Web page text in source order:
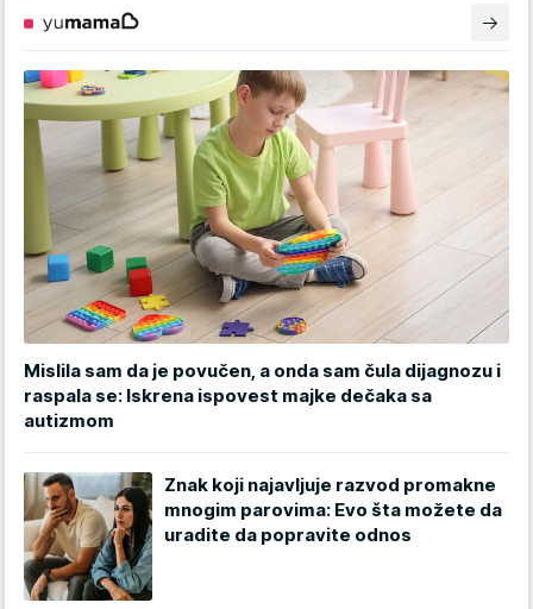
Mislila sam da je povučen, a onda sam čula dijagnozu i
raspala se: Iskrena ispovest majke dečaka sa
autizmom
Znak koji najavljuje razvod promakne
mnogim parovima: Evo šta možete da
uradite da popravite odnos